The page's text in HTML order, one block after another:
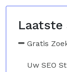
Laatste
Gratis
Uw SEO